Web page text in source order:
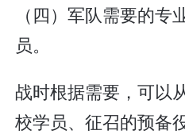
（四）军队需要的专
员。
战时根据需要，可以
校学员、征召的预备